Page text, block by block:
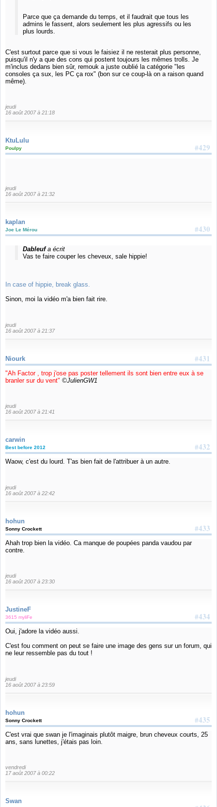
Parce que ça demande du temps, et il faudrait que tous les
admins le fassent, alors seulement les plus agressifs ou les
plus lourds.
C'est surtout parce que si vous le faisiez il ne resterait plus personne,
puisqu'il n'y a que des cons qui postent toujours les mêmes trolls. Je
m'inclus dedans bien sûr, remouk a juste oublié la catégorie "les
consoles ça sux, les PC ça rox" (bon sur ce coup-là on a raison quand
même).
jeudi
16 août 2007 à 21:18
KtuLulu
#429
Poulpy
jeudi
16 août 2007 à 21:32
kaplan
#430
Joe Le Mérou
Dableufa écrit
Vas te faire couper les cheveux, sale hippie!
In case of hippie, break glass.
Sinon, moi la vidéo m'a bien fait rire.
jeudi
16 août 2007 à 21:37
#431
Niourk
"Ah Factor , trop j'ose pas poster tellement ils sont bien entre eux à se
branler sur du vent" ©JulienGW1
jeudi
16 août 2007 à 21:41
carwin
#432
Best before 2012
Waow, c'est du lourd. T'as bien fait de l'attribuer à un autre.
jeudi
16 août 2007 à 22:42
hohun
#433
Sonny Crockett
Ahah trop bien la vidéo. Ca manque de poupées panda vaudou par
contre.
jeudi
16 août 2007 à 23:30
JustineF
#434
3615 myliFe
Oui, j'adore la vidéo aussi.
C'est fou comment on peut se faire une image des gens sur un forum, qui
ne leur ressemble pas du tout !
jeudi
16 août 2007 à 23:59
hohun
#435
Sonny Crockett
C'est vrai que swan je l'imaginais plutôt maigre, brun cheveux courts, 25
ans, sans lunettes, j'étais pas loin.
vendredi
17 août 2007 à 00:22
Swan